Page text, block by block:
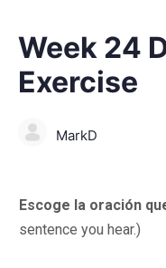
Week 24
Exercise
MarkD
Escoge la oración
sentence you hear.)